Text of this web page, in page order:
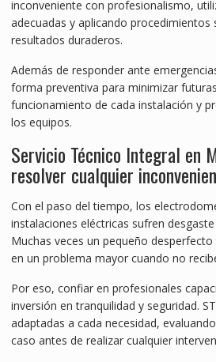
inconveniente con profesionalismo,
adecuadas y aplicando procedimientos
resultados duraderos.
Además de responder ante
forma preventiva para minimizar
funcionamiento de cada instalación y
los equipos.
Servicio Técnico Integral en
resolver cualquier
Con el paso del tiempo, los
instalaciones eléctricas sufren
Muchas veces un pequeño
en un problema mayor cuando no
Por eso, confiar en profesionales
inversión en tranquilidad y seguridad.
adaptadas a cada necesidad,
caso antes de realizar cualquier